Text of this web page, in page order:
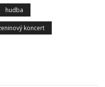
hudba
koncert